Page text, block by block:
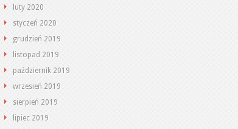
luty 2020
styczeń 2020
grudzień 2019
listopad 2019
październik 2019
wrzesień 2019
sierpień 2019
lipiec 2019